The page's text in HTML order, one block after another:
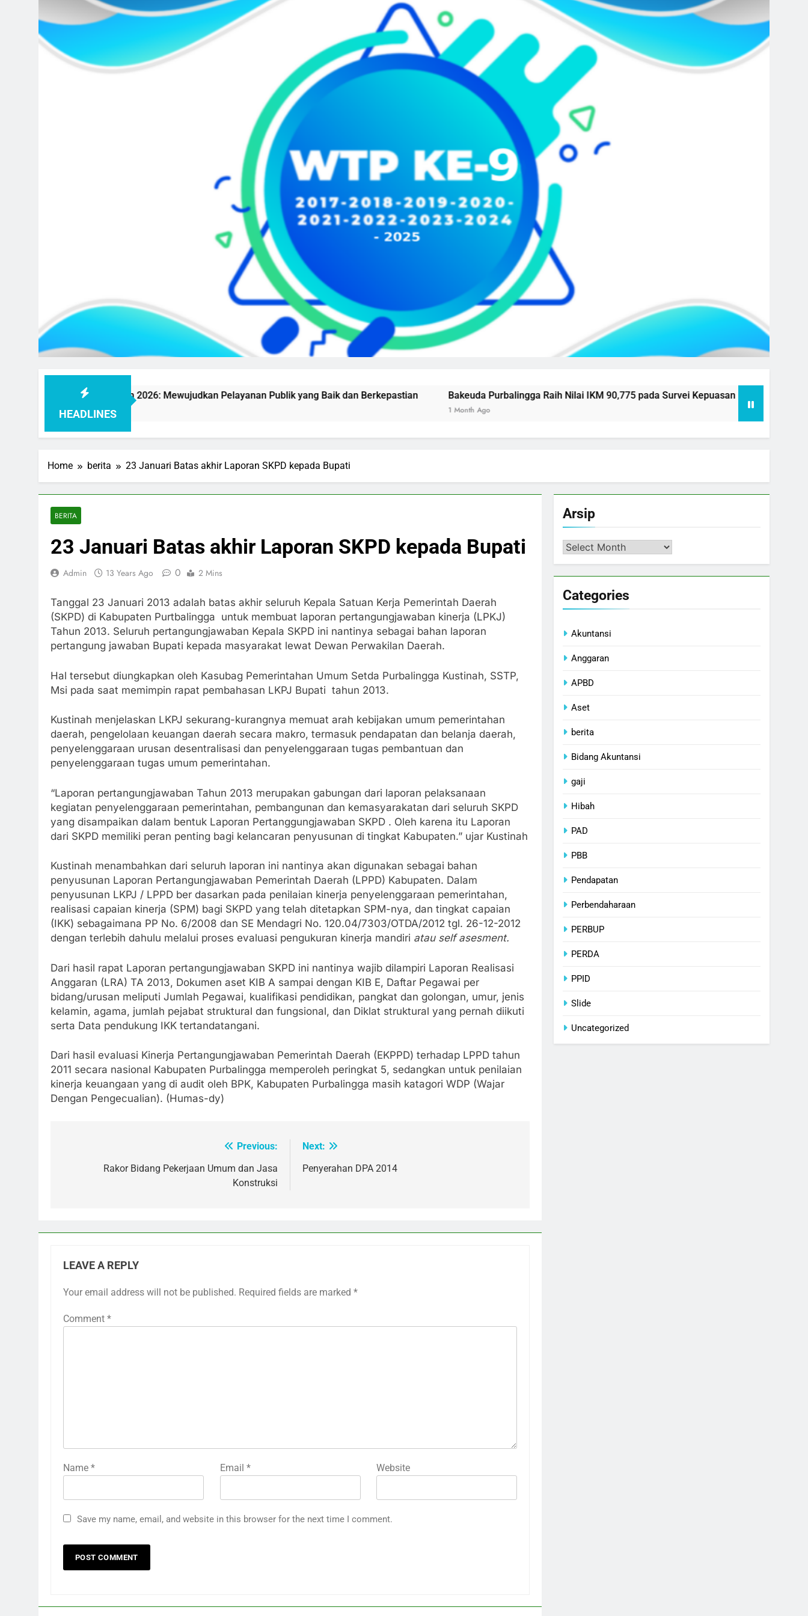
HEADLINES
Tahun 2026: Mewujudkan Pelayanan Publik yang Baik dan Berkepastian Bakeuda Purbalingga Raih Nilai IKM 90,775 pada Survei Kepuasan Masyarakat Semester I
Home berita 23 Januari Batas akhir Laporan SKPD kepada Bupati
BERITA
23 Januari Batas akhir Laporan SKPD kepada Bupati
Admin 13 Years Ago 0 2 Mins
Tanggal 23 Januari 2013 adalah batas akhir seluruh Kepala Satuan Kerja Pemerintah Daerah
(SKPD) di Kabupaten Purtbalingga untuk membuat laporan pertangungjawaban kinerja (LPKJ)
Tahun 2013. Seluruh pertangungjawaban Kepala SKPD ini nantinya sebagai bahan laporan
pertangung jawaban Bupati kepada masyarakat lewat Dewan Perwakilan Daerah.
Hal tersebut diungkapkan oleh Kasubag Pemerintahan Umum Setda Purbalingga Kustinah, SSTP,
Msi pada saat memimpin rapat pembahasan LKPJ Bupati tahun 2013.
Kustinah menjelaskan LKPJ sekurang-kurangnya memuat arah kebijakan umum pemerintahan
daerah, pengelolaan keuangan daerah secara makro, termasuk pendapatan dan belanja daerah,
penyelenggaraan urusan desentralisasi dan penyelenggaraan tugas pembantuan dan
penyelenggaraan tugas umum pemerintahan.
“Laporan pertangungjawaban Tahun 2013 merupakan gabungan dari laporan pelaksanaan
kegiatan penyelenggaraan pemerintahan, pembangunan dan kemasyarakatan dari seluruh SKPD
yang disampaikan dalam bentuk Laporan Pertanggungjawaban SKPD . Oleh karena itu Laporan
dari SKPD memiliki peran penting bagi kelancaran penyusunan di tingkat Kabupaten.” ujar Kustinah
Kustinah menambahkan dari seluruh laporan ini nantinya akan digunakan sebagai bahan
penyusunan Laporan Pertangungjawaban Pemerintah Daerah (LPPD) Kabupaten. Dalam
penyusunan LKPJ / LPPD ber dasarkan pada penilaian kinerja penyelenggaraan pemerintahan,
realisasi capaian kinerja (SPM) bagi SKPD yang telah ditetapkan SPM-nya, dan tingkat capaian
(IKK) sebagaimana PP No. 6/2008 dan SE Mendagri No. 120.04/7303/OTDA/2012 tgl. 26-12-2012
dengan terlebih dahulu melalui proses evaluasi pengukuran kinerja mandiri atau self asesment.
Dari hasil rapat Laporan pertangungjawaban SKPD ini nantinya wajib dilampiri Laporan Realisasi
Anggaran (LRA) TA 2013, Dokumen aset KIB A sampai dengan KIB E, Daftar Pegawai per
bidang/urusan meliputi Jumlah Pegawai, kualifikasi pendidikan, pangkat dan golongan, umur, jenis
kelamin, agama, jumlah pejabat struktural dan fungsional, dan Diklat struktural yang pernah diikuti
serta Data pendukung IKK tertandatangani.
Dari hasil evaluasi Kinerja Pertangungjawaban Pemerintah Daerah (EKPPD) terhadap LPPD tahun
2011 secara nasional Kabupaten Purbalingga memperoleh peringkat 5, sedangkan untuk penilaian
kinerja keuangaan yang di audit oleh BPK, Kabupaten Purbalingga masih katagori WDP (Wajar
Dengan Pengecualian). (Humas-dy)
navigation
Previous:
Rakor Bidang Pekerjaan Umum dan Jasa
Konstruksi
Next:
Penyerahan DPA 2014
LEAVE A REPLY
Your email address will not be published. Required fields are marked *
Comment *
Name * Email * Website
Save my name, email, and website in this browser for the next time I comment.
Arsip
Arsip
Categories
Akuntansi
Anggaran
APBD
Aset
berita
Bidang Akuntansi
gaji
Hibah
PAD
PBB
Pendapatan
Perbendaharaan
PERBUP
PERDA
PPID
Slide
Uncategorized